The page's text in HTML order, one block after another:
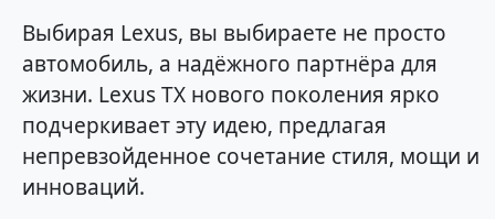
Выбирая Lexus, вы выбираете не просто
автомобиль, а надёжного партнёра для
жизни. Lexus TX нового поколения ярко
подчеркивает эту идею, предлагая
непревзойденное сочетание стиля, мощи и
инноваций.